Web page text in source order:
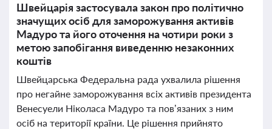
Швейцарія застосувала закон про політично
значущих осіб для заморожування активів
Мадуро та його оточення на чотири роки з
метою запобігання виведенню незаконних
коштів
Швейцарська Федеральна рада ухвалила рішення
про негайне заморожування всіх активів президента
Венесуели Ніколаса Мадуро та пов’язаних з ним
осіб на території країни. Це рішення прийнято